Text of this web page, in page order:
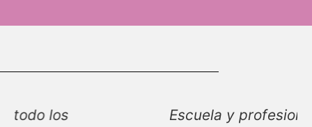
Escuela y profesionales estupendos.